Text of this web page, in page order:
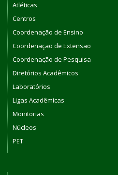
Atléticas
Centros
Coordenação de Ensino
Coordenação de Extensão
Coordenação de Pesquisa
Diretórios Acadêmicos
Laboratórios
Ligas Acadêmicas
Monitorias
Núcleos
PET